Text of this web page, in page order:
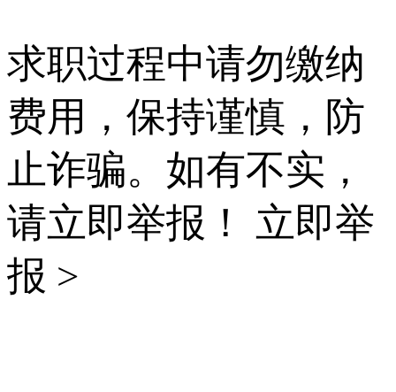
求职过程中请勿缴纳
费用，保持谨慎，防
止诈骗。如有不实，
请立即举报！ 立即举
报 >